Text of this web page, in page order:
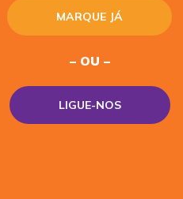
MARQUE JÁ
– OU –
LIGUE-NOS